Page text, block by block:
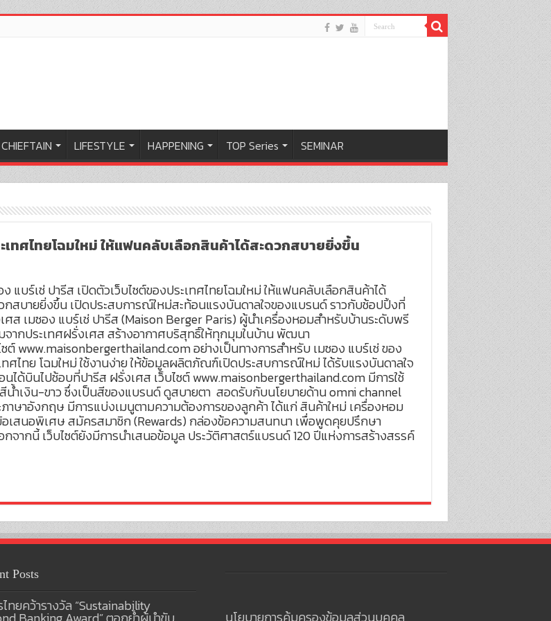
LIFESTYLE HAPPENING TOP Series SEMINAR
เทศไทยโฉมใหม่ ให้แฟนคลับเลือกสินค้าได้สะดวกสบายยิ่งขึ้น
ง แบร์เช่ ปารีส เปิดตัวเว็บไซต์ของประเทศไทยโฉมใหม่ ให้แฟนคลับเลือกสินค้าได้
กสบายยิ่งขึ้น เปิดประสบการณ์ใหม่สะท้อนแรงบันดาลใจของแบรนด์ ราวกับช้อปปิ้งที่
ศส เมซอง แบร์เช่ ปารีส (Maison Berger Paris) ผู้นำเครื่องหอมสำหรับบ้านระดับพรี
จากประเทศฝรั่งเศส สร้างอากาศบริสุทธิ์ให้ทุกมุมในบ้าน พัฒนา
ซต์ www.maisonbergerthailand.com อย่างเป็นทางการสำหรับ เมซอง แบร์เช่ ของ
ทศไทย โฉมใหม่ ใช้งานง่าย ให้ข้อมูลผลิตภัณฑ์เปิดประสบการณ์ใหม่ ได้รับแรงบันดาลใจ
นได้บินไปช้อบที่ปารีส ฝรั่งเศส เว็บไซต์ www.maisonbergerthailand.com มีการใช้
น้ำเงิน-ขาว ซึ่งเป็นสีของแบรนด์ ดูสบายตา สอดรับกับนโยบายด้าน omni channel
าษาอังกฤษ มีการแบ่งเมนูตามความต้องการของลูกค้า ได้แก่ สินค้าใหม่ เครื่องหอม
อเสนอพิเศษ สมัครสมาชิก (Rewards) กล่องข้อความสนทนา เพื่อพูดคุยปรึกษา
ากนี้ เว็บไซต์ยังมีการนำเสนอข้อมูล ประวัติศาสตร์แบรนด์ 120 ปีแห่งการสร้างสรรค์
Posts
ทยคว้ารางวัล “Sustainability
นโยบายการคุ้มครองข้อมูลส่วนบุคคล